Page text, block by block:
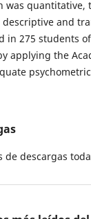
was quantitative,
descriptive and
in 275 students
applying the
de descargas